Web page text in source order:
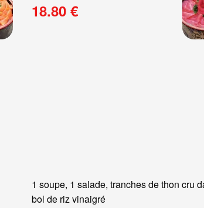
18.80 €
1 soupe, 1 salade, tranches de thon cru
bol de riz vinaigré